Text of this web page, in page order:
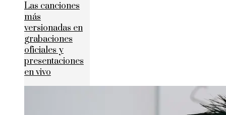
Las canciones
más
versionadas en
grabaciones
oficiales y
presentaciones
en vivo